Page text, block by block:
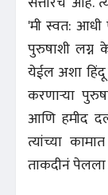
'मी स्वत:
पुरुषाशी लग्न
येईल अशा हिंदू
करणार्‍या
आणि हमीद
त्यांच्या
ताकदीनं